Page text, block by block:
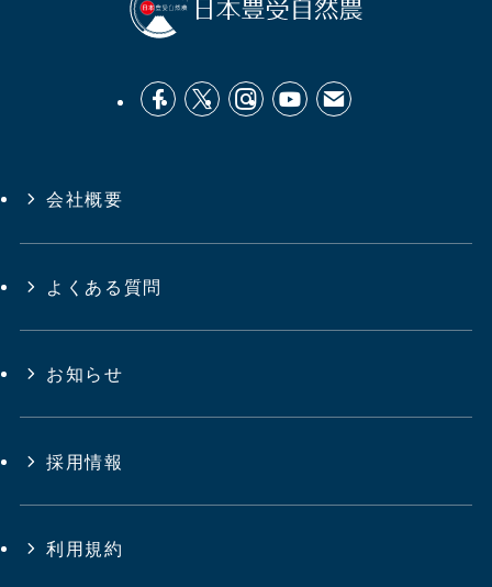
会社概要
よくある質問
お知らせ
採用情報
利用規約